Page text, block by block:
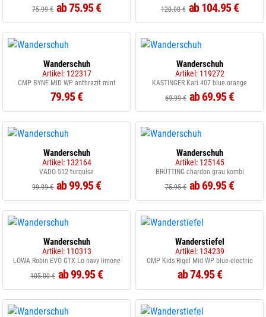
75.99 € ab 75.95 €
120.00 € ab 104.95 €
Wanderschuh
Artikel: 122317
CMP BYNE MID WP anthrazit mint
79.95 €
Wanderschuh
Artikel: 119272
KASTINGER Kari 407 blue orange
69.99 € ab 69.95 €
Wanderschuh
Artikel: 132164
VADO 512 turquise
99.99 € ab 99.95 €
Wanderschuh
Artikel: 125145
BRÜTTING chardon grau kombi
75.95 € ab 69.95 €
Wanderschuh
Artikel: 110313
LOWA Robin EVO GTX Lo navy limone
105.00 € ab 99.95 €
Wanderstiefel
Artikel: 134239
CMP Kids Rigel Mid WP blue-electric
ab 74.95 €